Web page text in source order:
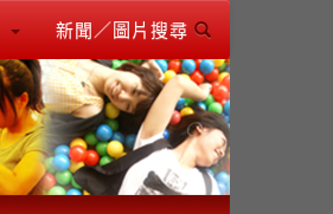
新聞／圖片搜尋